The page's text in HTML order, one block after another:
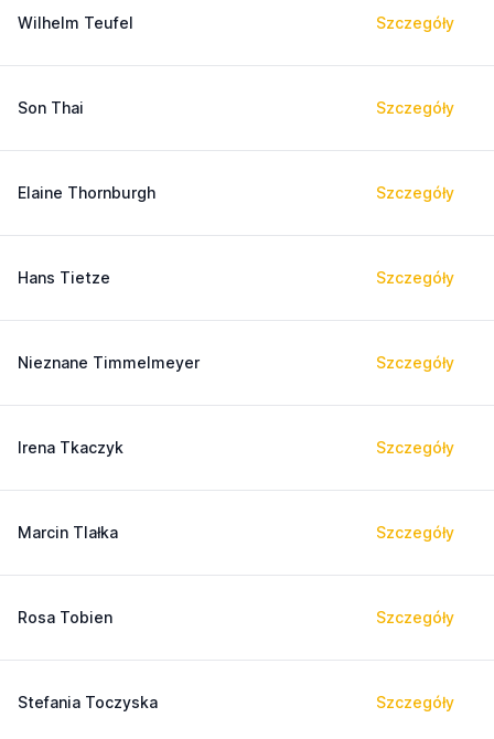
Wilhelm Teufel Szczegóły
Son Thai Szczegóły
Elaine Thornburgh Szczegóły
Hans Tietze Szczegóły
Nieznane Timmelmeyer Szczegóły
Irena Tkaczyk Szczegóły
Marcin Tlałka Szczegóły
Rosa Tobien Szczegóły
Stefania Toczyska Szczegóły